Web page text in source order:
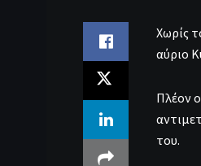
Χωρίς
αύριο
Πλέον
του.